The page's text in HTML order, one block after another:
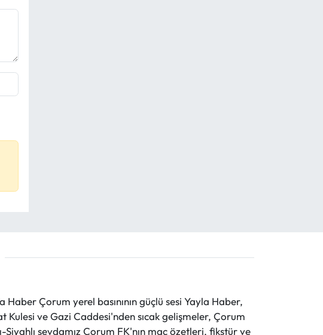
Çorum yerel basınının güçlü sesi Yayla Haber,
Kulesi ve Gazi Caddesi'nden sıcak gelişmeler, Çorum
Siyahlı sevdamız Çorum FK'nın maç özetleri, fikstür ve